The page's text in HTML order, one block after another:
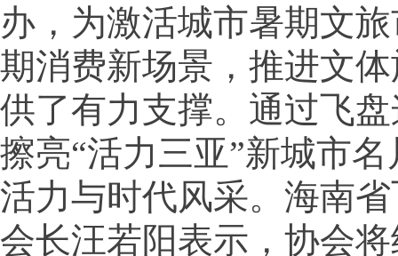
办，为激活城市暑期文
期消费新场景，推进文
供了有力支撑。通过飞
擦亮“活力三亚”新城市
活力与时代风采。海南
会长汪若阳表示，协会